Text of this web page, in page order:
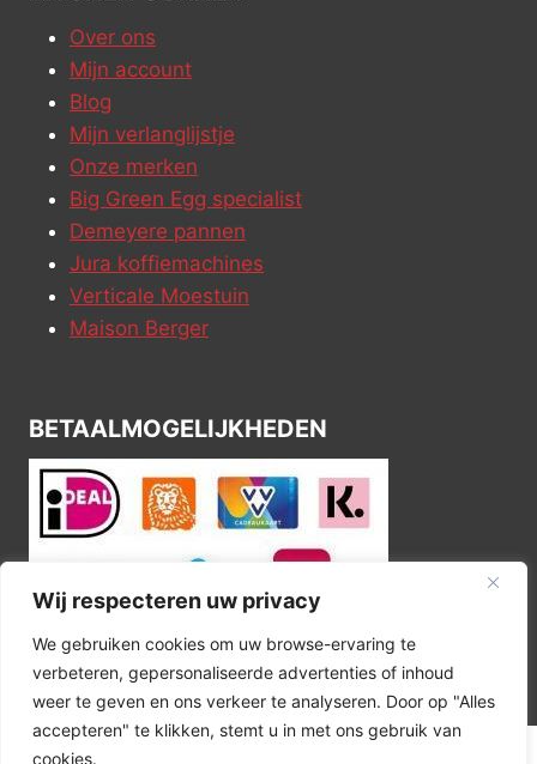
Wij respecteren uw privacy
We gebruiken cookies om uw browse-ervaring te
verbeteren, gepersonaliseerde advertenties of inhoud
weer te geven en ons verkeer te analyseren. Door op "Alles
accepteren" te klikken, stemt u in met ons gebruik van
cookies.
Over ons
Mijn account
Blog
Mijn verlanglijstje
Onze merken
Big Green Egg specialist
Demeyere pannen
Jura koffiemachines
Verticale Moestuin
Maison Berger
BETAALMOGELIJKHEDEN